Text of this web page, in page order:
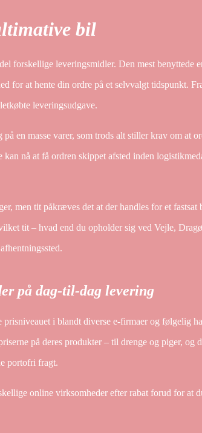
bil
forskellige leveringsmidler. Den mest benyttede
for at hente din ordre på et selvvalgt tidspunkt.
leveringsudgave.
en masse varer, som trods alt stiller krav om at
nå at få ordren skippet afsted inden
men tit påkræves det at der handles for et fastsat
tit – hvad end du opholder sig ved Vejle,
på dag-til-dag levering
i blandt diverse e-firmaer og følgelig
på deres produkter – til drenge og piger, og
portofri fragt.
online virksomheder efter rabat forud for at